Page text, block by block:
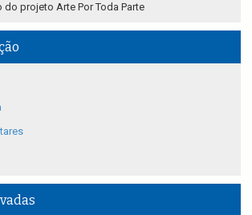
do projeto Arte Por Toda Parte